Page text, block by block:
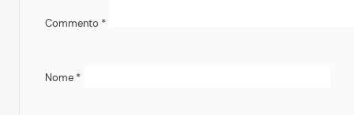
Commento *
Nome *